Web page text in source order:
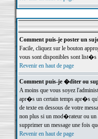
Comment puis-je poster un
Facile, cliquez sur le bouton
vous sont disponibles sont list�s
Revenir en haut de page
Comment puis-je �diter ou
A moins que vous soyez
apr�s un certain temps apr�s
de texte en dessous de votre
non plus si un mod�rateur ou un
supprimer un message une fois
Revenir en haut de page